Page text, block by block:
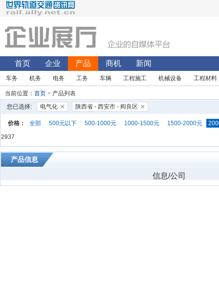
首页 企业 产品 商机 新闻
车务 机务 电务 工务 车辆 工程施工 机械设备 工程材料
当前位置： 首页 > 产品列表
您已选择:
电气化 陕西省 - 西安市 - 阎良区
价格： 全部 500元以下 500-1000元 1000-1500元 1500-2000元
2937
产品信息
信息/公司